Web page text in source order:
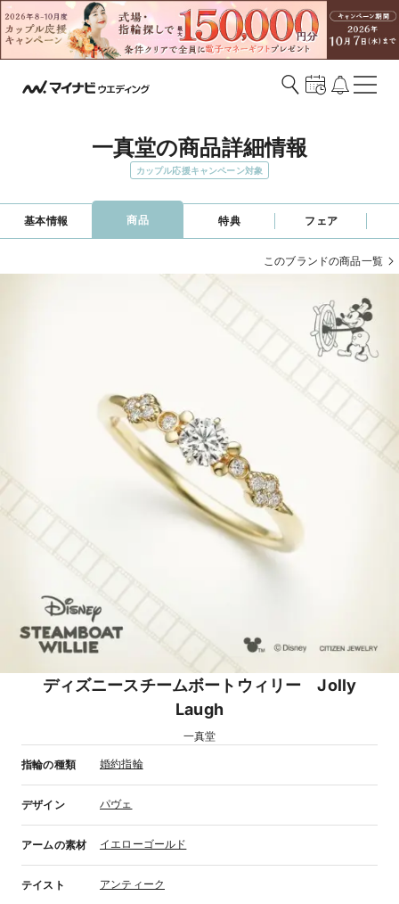
一真堂の商品詳細情報
カップル応援キャンペーン対象
基本情報 商品 特典 フェア
このブランドの商品一覧
ディズニースチームボートウィリー Jolly
Laugh
一真堂
指輪の種類 婚約指輪
デザイン パヴェ
アームの素材 イエローゴールド
テイスト アンティーク